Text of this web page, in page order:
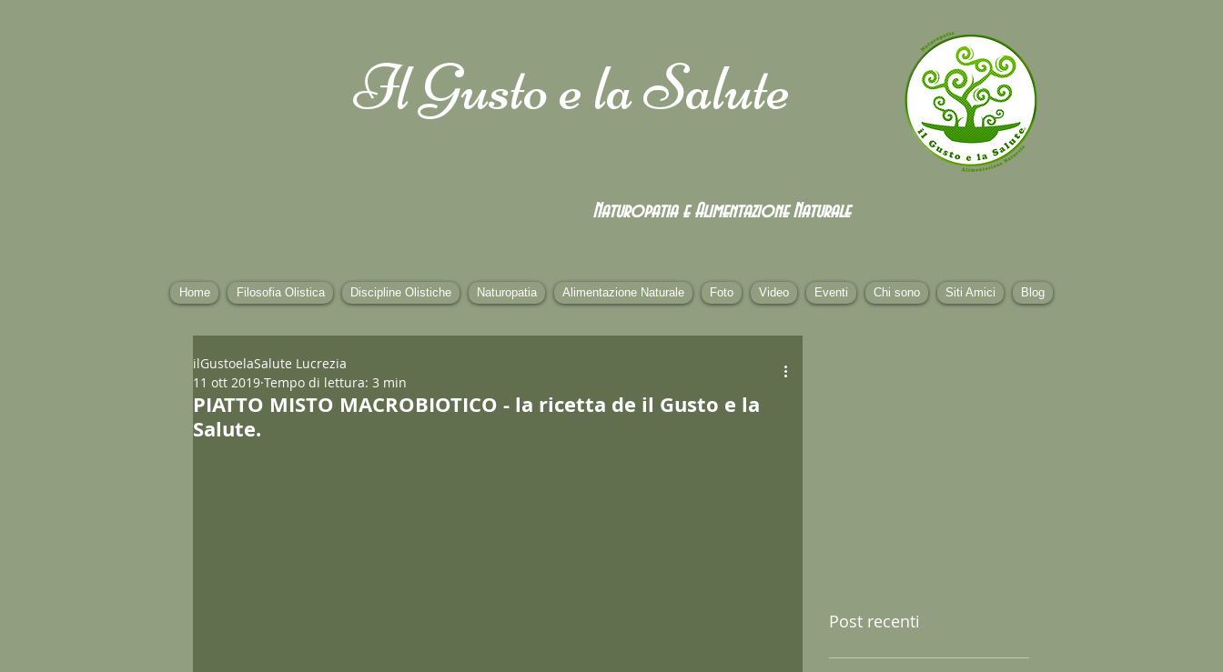
Il Gusto e la Salute
Naturopatia e Alimentazione Naturale
Home Filosofia Olistica Discipline Olistiche Naturopatia Alimentazione Naturale Foto Video Eventi Chi sono Siti Amici Blog
PIATTO MISTO MACROBIOTICO - la ricetta de il Gusto e la
Salute.
ilGustoelaSalute Lucrezia
11 ott 2019 Tempo di lettura: 3 min
Post recenti